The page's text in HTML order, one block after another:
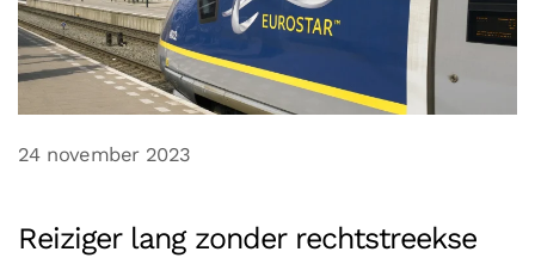
24 november 2023
Reiziger lang zonder rechtstreekse